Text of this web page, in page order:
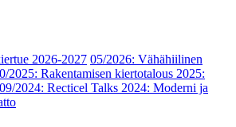
2026-2027 05/2026: Vähähiilinen
2025: Rakentamisen kiertotalous 2025:
09/2024: Recticel Talks 2024: Moderni ja